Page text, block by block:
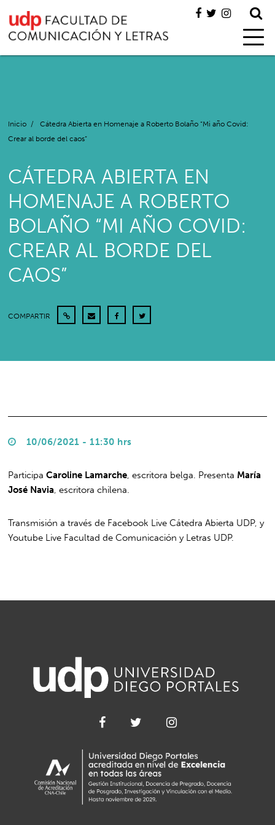
Inicio /
Cátedra Abierta en Homenaje a Roberto Bolaño “Mi año Covid:
Crear al borde del caos”
CÁTEDRA ABIERTA EN
HOMENAJE A ROBERTO
BOLAÑO “MI AÑO COVID:
CREAR AL BORDE DEL
CAOS”
COMPARTIR
10/06/2021 - 11:30 hrs
ParticipaCaroline Lamarche, escritora belga. Presenta María
José Navia, escritora chilena.
Transmisión a través de Facebook Live Cátedra Abierta UDP, y
Youtube Live Facultad de Comunicación y Letras UDP.